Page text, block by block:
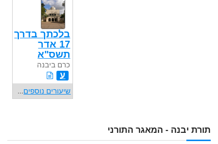
תורת יבנה - המאגר התורני
בלכתך בדרך
17 אדר
תשס"א
כרם ביבנה
ע
שיעורים נוספים...